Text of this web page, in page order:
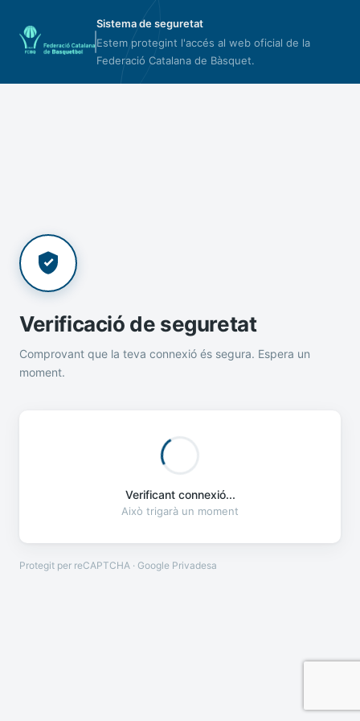
Sistema de seguretat
Estem protegint l'accés al web oficial de la
Federació Catalana de Bàsquet.
Verificació de seguretat
Comprovant que la teva connexió és segura. Espera un
moment.
Verificant connexió...
Això trigarà un moment
Protegit per reCAPTCHA · Google Privadesa